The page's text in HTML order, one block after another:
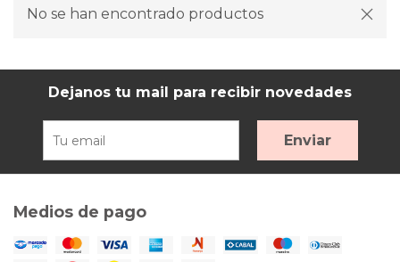
No se han encontrado productos
Dejanos tu mail para recibir novedades
Enviar
Medios de pago